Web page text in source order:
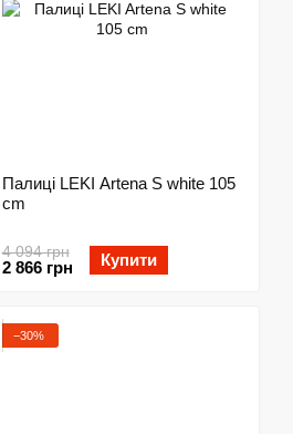
Палиці LEKI Artena S white 105
cm
4 094 грн
2 866 грн Купити
−30%